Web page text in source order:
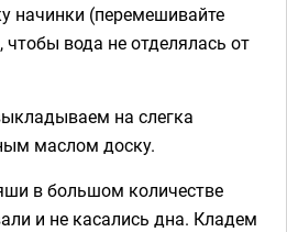
начинки (перемешивайте
чтобы вода не отделялась от
на слегка
маслом доску.
в большом количестве
и не касались дна. Кладем